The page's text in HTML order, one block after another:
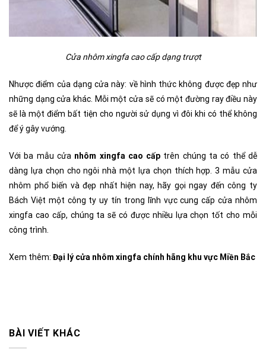
Cửa nhôm xingfa cao cấp dạng trượt
Nhược điểm của dạng cửa này: về hình thức không được đẹp như
những dạng cửa khác. Mỗi một cửa sẽ có một đường ray điều này
sẽ là một điểm bất tiện cho người sử dụng vì đôi khi có thể không
để ý gây vướng.
Với ba mẫu cửa nhôm xingfa cao cấp trên chúng ta có thể dễ
dàng lựa chọn cho ngôi nhà một lựa chọn thích hợp. 3 mẫu cửa
nhôm phổ biến và đẹp nhất hiện nay, hãy gọi ngay đến công ty
Bách Việt một công ty uy tín trong lĩnh vực cung cấp cửa nhôm
xingfa cao cấp, chúng ta sẽ có được nhiều lựa chọn tốt cho mỗi
công trình.
Xem thêm: Đại lý cửa nhôm xingfa chính hãng khu vực Miền Bắc
BÀI VIẾT KHÁC